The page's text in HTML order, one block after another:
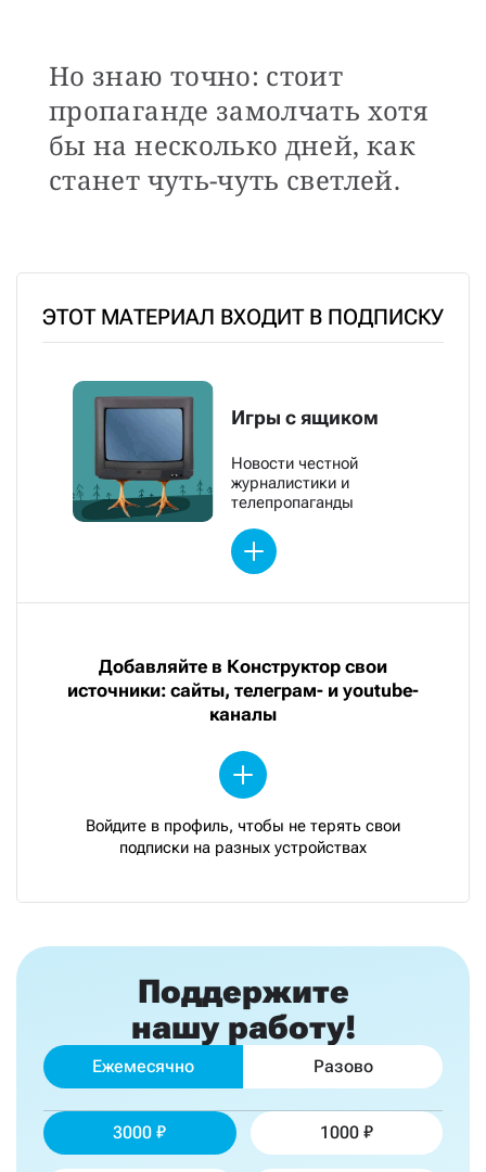
Но знаю точно: стоит
пропаганде замолчать хотя
бы на несколько дней, как
станет чуть-чуть светлей.
ЭТОТ МАТЕРИАЛ ВХОДИТ В ПОДПИСКУ
Игры с ящиком
Новости честной
журналистики и
телепропаганды
Добавляйте в Конструктор свои
источники: сайты, телеграм- и youtube-
каналы
Войдите в профиль, чтобы не терять свои
подписки на разных устройствах
Поддержите
нашу работу!
Ежемесячно Разово
3000 1000